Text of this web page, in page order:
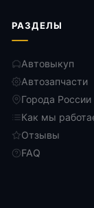
РАЗДЕЛЫ
Автовыкуп
Автозапчасти
Города России
Как мы
Отзывы
FAQ